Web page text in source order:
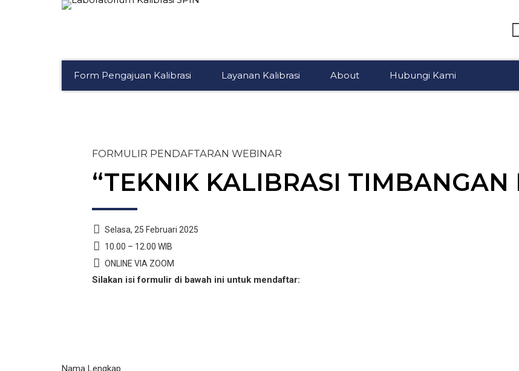
Form Pengajuan Kalibrasi Layanan Kalibrasi About Hubungi Kami
FORMULIR PENDAFTARAN WEBINAR
“TEKNIK KALIBRASI TIMBANGAN
Selasa, 25 Februari 2025
10.00 – 12.00 WIB
ONLINE VIA ZOOM
Silakan isi formulir di bawah ini untuk mendaftar:
Nama Lengkap